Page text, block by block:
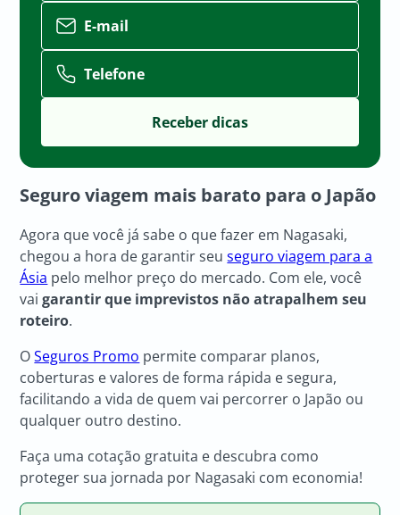
E-mail
Telefone
Seguro viagem mais barato para o Japão
Agora que você já sabe o que fazer em Nagasaki,
chegou a hora de garantir seuseguro viagem para a
Ásia pelo melhor preço do mercado. Com ele, você
vaigarantir que imprevistos não atrapalhem seu
roteiro.
OSeguros Promo permite comparar planos,
coberturas e valores de forma rápida e segura,
facilitando a vida de quem vai percorrer o Japão ou
qualquer outro destino.
Faça uma cotação gratuita e descubra como
proteger sua jornada por Nagasaki com economia!